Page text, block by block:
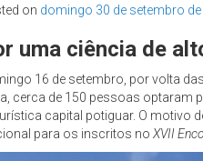
on domingo 30 de setembro
uma ciência de
16 de setembro, por volta
cerca de 150 pessoas optaram
capital potiguar. O motivo
para os inscritos no XVII